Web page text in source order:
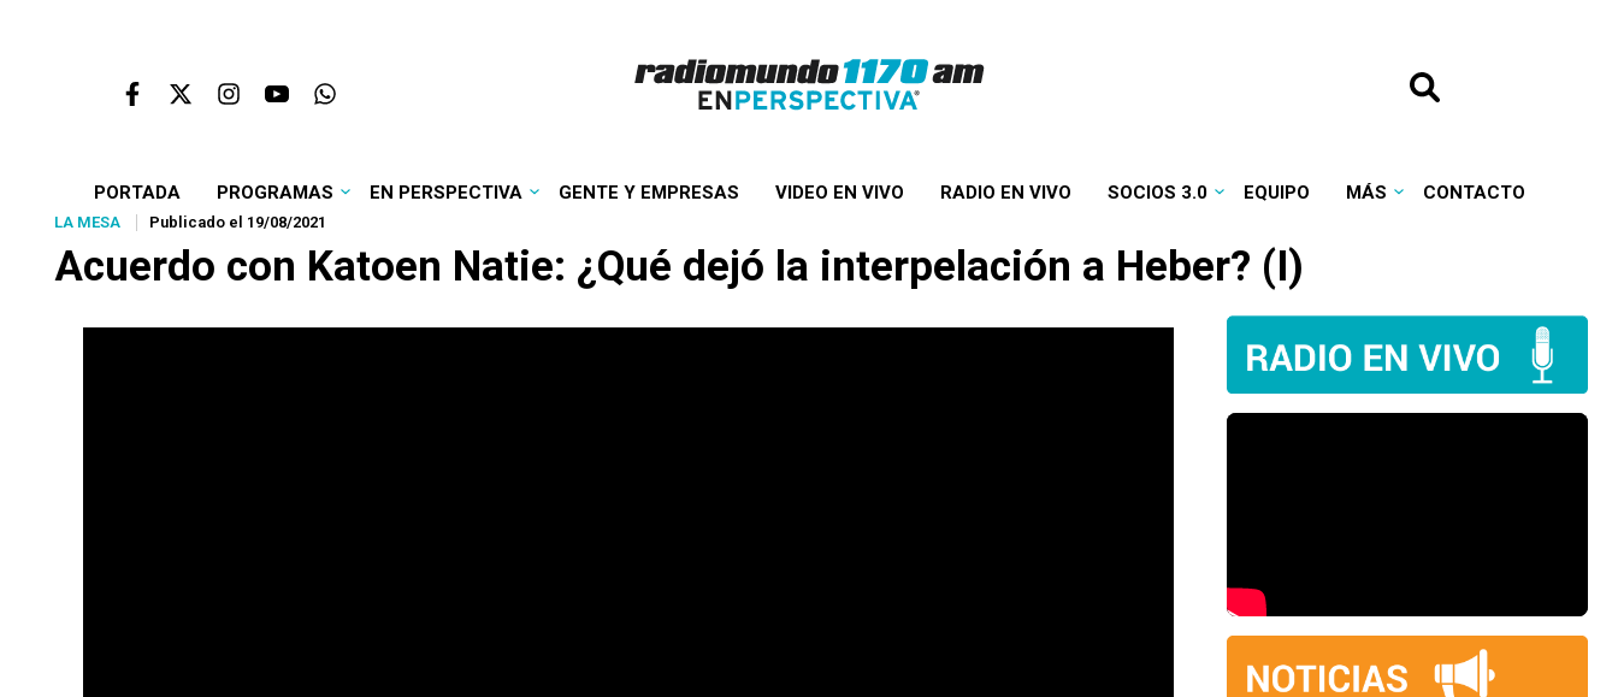
PORTADA PROGRAMAS EN PERSPECTIVA GENTE Y EMPRESAS VIDEO EN VIVO RADIO EN VIVO SOCIOS 3.0 EQUIPO MÁS CONTACTO
LA MESA Publicado el 19/08/2021
Acuerdo con Katoen Natie: ¿Qué dejó la interpelación a Heber? (I)